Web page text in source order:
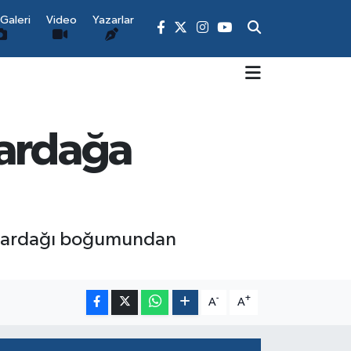
Video Yazarlar
boğumundan
A- A+